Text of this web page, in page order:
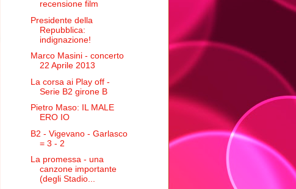
recensione film
Presidente della
Repubblica:
indignazione!
Marco Masini - concerto
22 Aprile 2013
La corsa ai Play off -
Serie B2 girone B
Pietro Maso: IL MALE
ERO IO
B2 - Vigevano - Garlasco
= 3 - 2
La promessa - una
canzone importante
(degli Stadio...